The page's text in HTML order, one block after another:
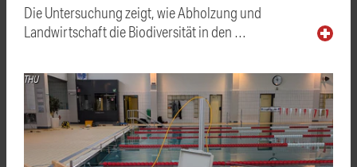
Die Untersuchung zeigt, wie Abholzung und
Landwirtschaft die Biodiversität in den …
THU